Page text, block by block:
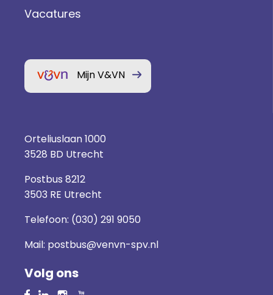
Vacatures
Mijn V&VN
Orteliuslaan 1000
3528 BD Utrecht
Postbus 8212
3503 RE Utrecht
Telefoon: (030) 291 9050
Mail: postbus@venvn-spv.nl
Volg ons